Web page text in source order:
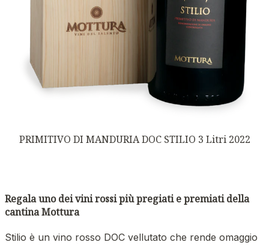
PRIMITIVO DI MANDURIA DOC STILIO 3 Litri 2022
Regala uno dei vini rossi più pregiati e premiati della
cantina Mottura
Stilio è un vino rosso DOC vellutato che rende omaggio